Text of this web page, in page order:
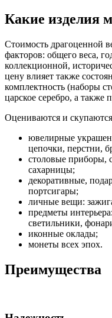
Какие изделия
Стоимость драгоценной
факторов: общего веса,
коллекционной,
цену влияет также
комплектность (наборы
царское серебро, а также
Оцениваются и
ювелирные
цепочки, перстни,
столовые приборы,
сахарницы;
декоративные,
портсигары;
личные вещи:
предметы
светильники,
иконные оклады;
монеты всех эпох.
Преимущества